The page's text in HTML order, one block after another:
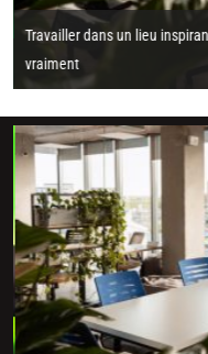
Travailler dans un lieu
vraiment